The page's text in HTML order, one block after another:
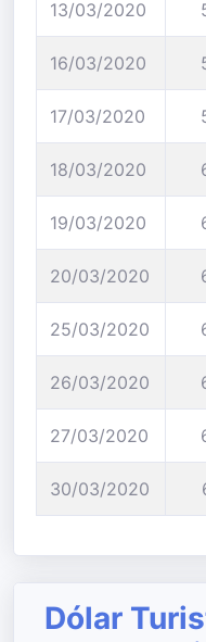
13/03/2020
16/03/2020
17/03/2020
18/03/2020
19/03/2020
20/03/2020
25/03/2020
26/03/2020
27/03/2020
30/03/2020
Dólar